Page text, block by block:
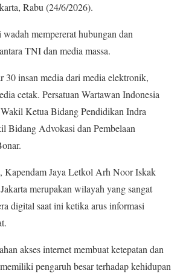
Rabu (24/6/2026).
mempererat hubungan dan
TNI dan media massa.
30 insan media dari media elektronik,
cetak. Persatuan Wartawan Indonesia
Ketua Bidang Pendidikan Indra
Bidang Advokasi dan Pembelaan
Kapendam Jaya Letkol Arh Noor Iskak
merupakan wilayah yang sangat
digital saat ini ketika arus informasi
akses internet membuat ketepatan dan
pengaruh besar terhadap kehidupan